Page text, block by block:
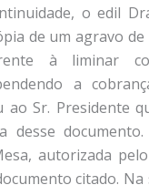
o edil
de um agravo
à liminar
a
ao Sr. Presidente
desse
autorizada
citado. Na